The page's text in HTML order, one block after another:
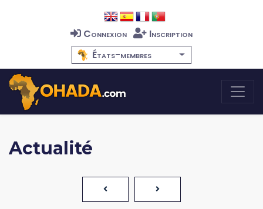
Connexion
Inscription
États-membres
Actualité